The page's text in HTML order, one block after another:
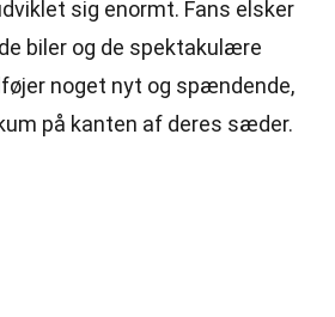
sig enormt. Fans elsker
biler og de spektakulære
noget nyt og spændende,
på kanten af deres sæder.